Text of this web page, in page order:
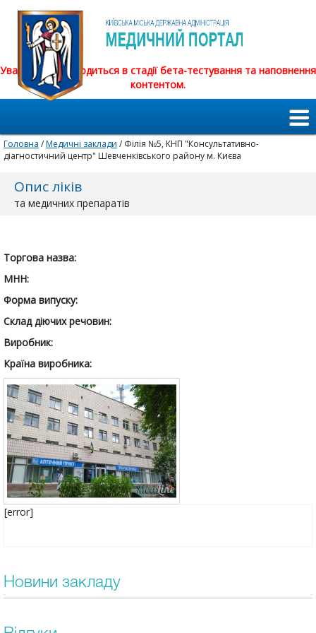
Увага! Сайт знаходиться в стадії бета-тестування та наповнення
контентом.
Головна /Медичні заклади / Філія №5, КНП "Консультативно-
діагностичний центр" Шевченківського району м. Києва
Опис ліків
та медичних препаратів
Торгова назва:
МНН:
Форма випуску:
Склад діючих речовин:
Виробник:
Країна виробника:
[error]
Новини закладу